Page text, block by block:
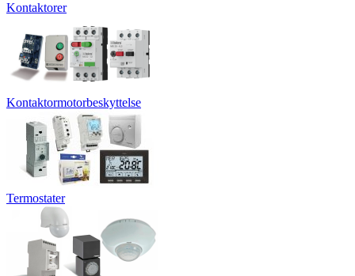
Kontaktorer
Kontaktormotorbeskyttelse
Termostater